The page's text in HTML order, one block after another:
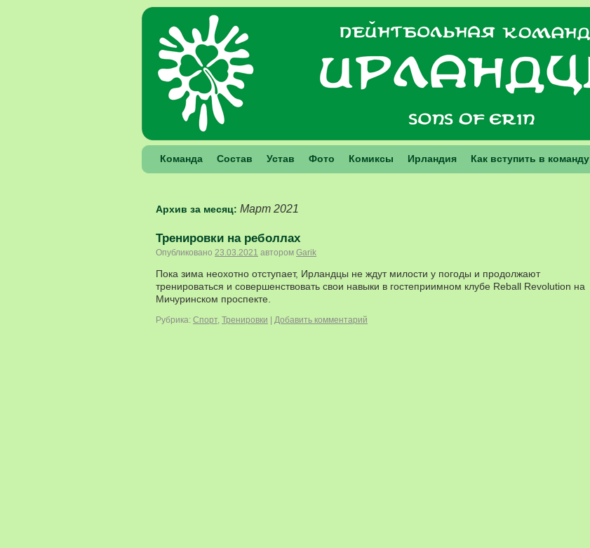
Команда Состав Устав Фото Комиксы Ирландия Как вступить в команду
Архив за месяц: Март 2021
Тренировки на реболлах
Опубликовано 23.03.2021 автором Garik
Пока зима неохотно отступает, Ирландцы не ждут милости у погоды и продолжают
тренироваться и совершенствовать свои навыки в гостеприимном клубе Reball Revolution на
Мичуринском проспекте.
Рубрика: Спорт, Тренировки Добавить комментарий